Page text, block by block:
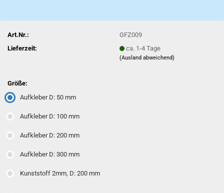
Art.Nr.:
GFZ009
Lieferzeit:
ca. 1-4 Tage
(Ausland abweichend)
Größe:
Aufkleber D: 50 mm
Aufkleber D: 100 mm
Aufkleber D: 200 mm
Aufkleber D: 300 mm
Kunststoff 2mm, D: 200 mm